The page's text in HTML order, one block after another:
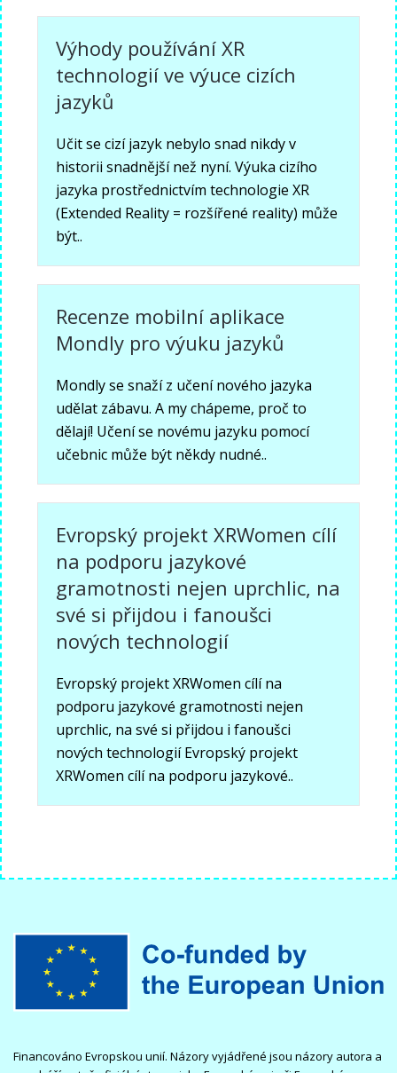
Výhody používání XR
technologií ve výuce cizích
jazyků
Učit se cizí jazyk nebylo snad nikdy v
historii snadnější než nyní. Výuka cizího
jazyka prostřednictvím technologie XR
(Extended Reality = rozšířené reality) může
být..
Recenze mobilní aplikace
Mondly pro výuku jazyků
Mondly se snaží z učení nového jazyka
udělat zábavu. A my chápeme, proč to
dělají! Učení se novému jazyku pomocí
učebnic může být někdy nudné..
Evropský projekt XRWomen cílí
na podporu jazykové
gramotnosti nejen uprchlic, na
své si přijdou i fanoušci
nových technologií
Evropský projekt XRWomen cílí na
podporu jazykové gramotnosti nejen
uprchlic, na své si přijdou i fanoušci
nových technologií Evropský projekt
XRWomen cílí na podporu jazykové..
Financováno Evropskou unií. Názory vyjádřené jsou názory autora a